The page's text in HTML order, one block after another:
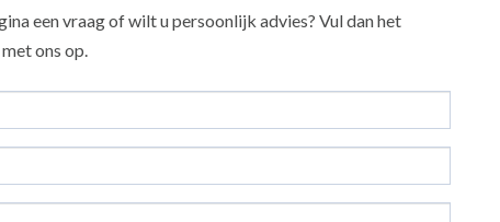
een vraag of wilt u persoonlijk advies? Vul dan het
met ons op.